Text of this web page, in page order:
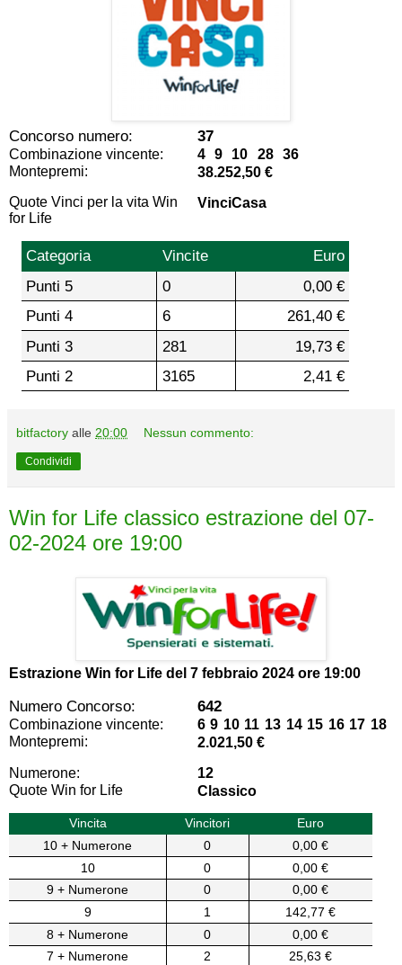
Concorso numero: 37
Combinazione vincente:
4 9 10 28 36
Montepremi:
38.252,50 €
Quote Vinci per la vita Win
for Life
VinciCasa
Categoria Vincite
Euro
Punti 5
0
0,00 €
Punti 4
6
261,40 €
Punti 3
281
19,73 €
Punti 2
3165 2,41 €
bitfactory alle 20:00 Nessun commento:
Condividi
Win for Life classico estrazione del 07-
02-2024 ore 19:00
Estrazione Win for Life del 7 febbraio 2024 ore 19:00
Numero Concorso: 642
Combinazione vincente:
6 9 10 11 13 14 15 16 17 18
Montepremi:
2.021,50 €
Numerone:
12
Quote Win for Life
Classico
Vincita Vincitori
Euro
10 + Numerone
0
0,00 €
10
0
0,00 €
9 + Numerone
0
0,00 €
9
1
142,77 €
8 + Numerone
0
0,00 €
7 + Numerone
2
25,63 €